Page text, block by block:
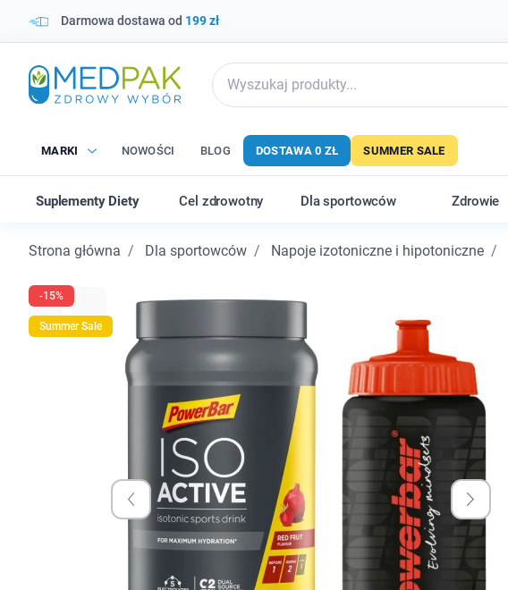
Darmowa dostawa od 199 zł
MARKI NOWOŚCI BLOG DOSTAWA 0 ZŁ SUMMER SALE
Suplementy Diety Cel zdrowotny Dla sportowców Zdrowie
Strona główna Dla sportowców Napoje izotoniczne i hipotoniczne
-15%
Summer Sale